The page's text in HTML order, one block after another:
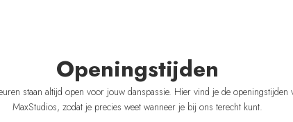
Openingstijden
staan altijd open voor jouw danspassie. Hier vind je de openingstijden
MaxStudios, zodat je precies weet wanneer je bij ons terecht kunt.